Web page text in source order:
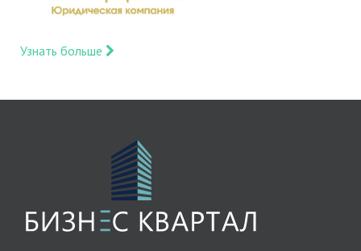
Узнать больше